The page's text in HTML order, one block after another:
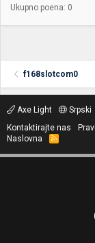
Ukupno poena: 0
f168slotcom0
Axe Light
Srpski
Kontaktirajte nas
Naslovna
R
S